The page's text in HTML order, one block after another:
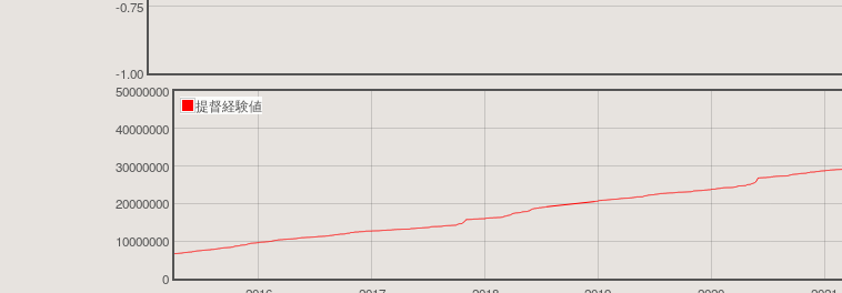
-1.00
-0.75
0
10000000
20000000
30000000
40000000
50000000
提督経験値